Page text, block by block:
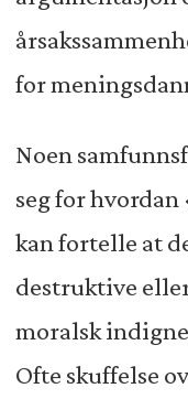
for
Noen
seg for hvordan
kan fortelle at
destruktive
moralsk
Ofte skuffelse